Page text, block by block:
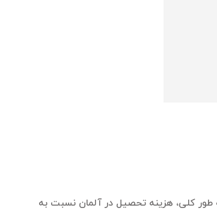
طور کلی، هزینه تحصیل در آلمان نسبت به